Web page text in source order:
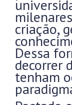
criação,
Dessa
decorrer
tenham